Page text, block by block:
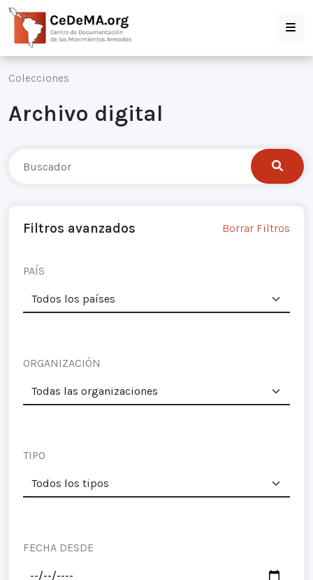
Colecciones
Archivo digital
Filtros avanzados Borrar Filtros
PAÍS
ORGANIZACIÓN
TIPO
FECHA DESDE